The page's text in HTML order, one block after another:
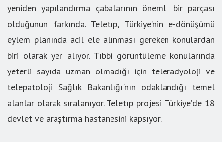
yeniden yapılandırma çabalarının önemli bir parçası
olduğunun farkında. Teletıp, Türkiye’nin e-dönüşümü
eylem planında acil ele alınması gereken konulardan
biri olarak yer alıyor. Tıbbi görüntüleme konularında
yeterli sayıda uzman olmadığı için teleradyoloji ve
telepatoloji Sağlık Bakanlığı'nın odaklandığı temel
alanlar olarak sıralanıyor. Teletıp projesi Türkiye’de 18
devlet ve araştırma hastanesini kapsıyor.